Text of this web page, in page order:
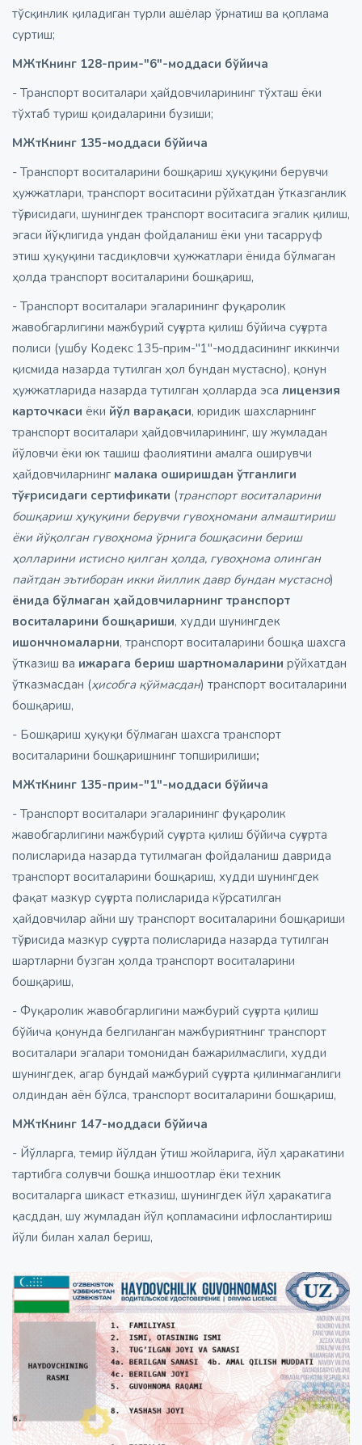
тўсқинлик қиладиган турли ашёлар ўрнатиш ва қоплама
суртиш;
МЖтКнинг 128-прим-"6"-моддаси бўйича
- Транспорт воситалари ҳайдовчиларининг тўхташ ёки
тўхтаб туриш қоидаларини бузиши;
МЖтКнинг 135-моддаси бўйича
- Транспорт воситаларини бошқариш ҳуқуқини берувчи
ҳужжатлари, транспорт воситасини рўйхатдан ўтказганлик
тўғрисидаги, шунингдек транспорт воситасига эгалик қилиш,
эгаси йўқлигида ундан фойдаланиш ёки уни тасарруф
этиш ҳуқуқини тасдиқловчи ҳужжатлари ёнида бўлмаган
ҳолда транспорт воситаларини бошқариш,
- Транспорт воситалари эгаларининг фуқаролик
жавобгарлигини мажбурий суғурта қилиш бўйича суғурта
полиси (ушбу Кодекс 135-прим-"1"-моддасининг иккинчи
қисмида назарда тутилган ҳол бундан мустасно), қонун
ҳужжатларида назарда тутилган ҳолларда эса лицензия
карточкаси ёки йўл варақаси, юридик шахсларнинг
транспорт воситалари ҳайдовчиларининг, шу жумладан
йўловчи ёки юк ташиш фаолиятини амалга оширувчи
ҳайдовчиларнинг малака оширишдан ўтганлиги
тўғрисидаги сертификати (транспорт воситаларини
бошқариш ҳуқуқини берувчи гувоҳномани алмаштириш
ёки йўқолган гувоҳнома ўрнига бошқасини бериш
ҳолларини истисно қилган ҳолда, гувоҳнома олинган
пайтдан эътиборан икки йиллик давр бундан мустасно)
ёнида бўлмаган ҳайдовчиларнинг транспорт
воситаларини бошқариши, худди шунингдек
ишончномаларни, транспорт воситаларини бошқа шахсга
ўтказиш ва ижарага бериш шартномаларини рўйхатдан
ўтказмасдан (ҳисобга қўймасдан) транспорт воситаларини
бошқариш,
- Бошқариш ҳуқуқи бўлмаган шахсга транспорт
воситаларини бошқаришнинг топширилиши;
МЖтКнинг 135-прим-"1"-моддаси бўйича
- Транспорт воситалари эгаларининг фуқаролик
жавобгарлигини мажбурий суғурта қилиш бўйича суғурта
полисларида назарда тутилмаган фойдаланиш даврида
транспорт воситаларини бошқариш, худди шунингдек
фақат мазкур суғурта полисларида кўрсатилган
ҳайдовчилар айни шу транспорт воситаларини бошқариши
тўғрисида мазкур суғурта полисларида назарда тутилган
шартларни бузган ҳолда транспорт воситаларини
бошқариш,
- Фуқаролик жавобгарлигини мажбурий суғурта қилиш
бўйича қонунда белгиланган мажбуриятнинг транспорт
воситалари эгалари томонидан бажарилмаслиги, худди
шунингдек, агар бундай мажбурий суғурта қилинмаганлиги
олдиндан аён бўлса, транспорт воситаларини бошқариш,
МЖтКнинг 147-моддаси бўйича
- Йўлларга, темир йўлдан ўтиш жойларига, йўл ҳаракатини
тартибга солувчи бошқа иншоотлар ёки техник
воситаларга шикаст етказиш, шунингдек йўл ҳаракатига
қасддан, шу жумладан йўл қопламасини ифлослантириш
йўли билан халал бериш,